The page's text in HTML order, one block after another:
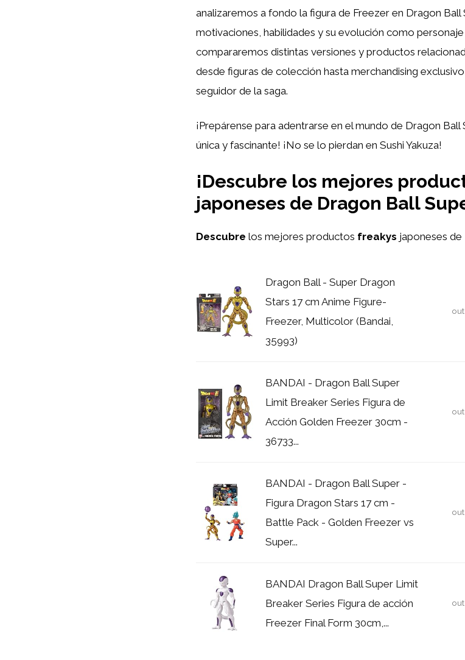
analizaremos a fondo la figura de Freezer en Dragon Ball
motivaciones, habilidades y su evolución como
compararemos distintas versiones y productos
desde figuras de colección hasta merchandising
seguidor de la saga.
¡Prepárense para adentrarse en el mundo de Dragon
única y fascinante! ¡No se lo pierdan en Sushi Yakuza!
¡Descubre los mejores
japoneses de Dragon Ball
Descubre los mejores productos freakys japoneses
Dragon Ball - Super Dragon
Stars 17 cm Anime Figure-
Freezer, Multicolor (Bandai,
35993)
BANDAI - Dragon Ball Super
Limit Breaker Series Figura de
Acción Golden Freezer 30cm -
36733...
BANDAI - Dragon Ball Super -
Figura Dragon Stars 17 cm -
Battle Pack - Golden Freezer vs
Super...
BANDAI Dragon Ball Super Limit
Breaker Series Figura de acción
Freezer Final Form 30cm,...